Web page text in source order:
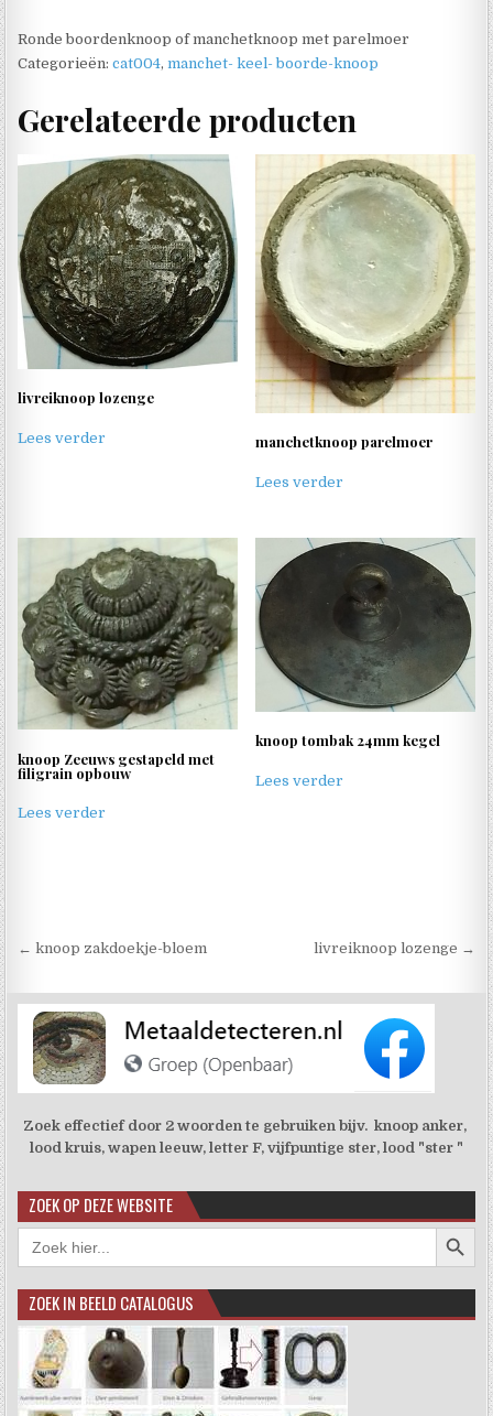
Ronde boordenknoop of manchetknoop met parelmoer
Categorieën:cat004,manchet- keel- boorde-knoop
Gerelateerde producten
livreiknoop lozenge
Lees verder manchetknoop parelmoer
Lees verder
knoop Zeeuws gestapeld met
filigrain opbouw
Lees verder
knoop tombak 24mm kegel
Lees verder
Berichtnavigatie
← knoop zakdoekje-bloem livreiknoop lozenge →
Zoek effectief door 2 woorden te gebruiken bijv. knoop anker,
lood kruis, wapen leeuw, letter F, vijfpuntige ster, lood "ster "
ZOEK OP DEZE WEBSITE
Zoek
naar:
ZOEK IN BEELD CATALOGUS